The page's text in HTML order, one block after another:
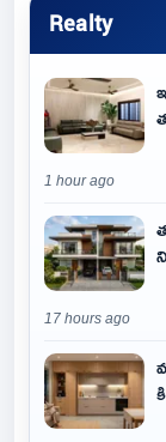
Realty
1 hour ago
17 hours ago